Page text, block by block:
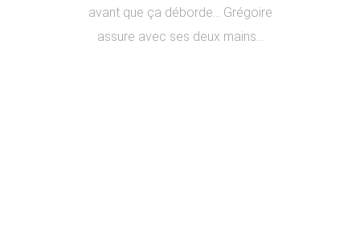
avant que ça déborde… Grégoire
assure avec ses deux mains…